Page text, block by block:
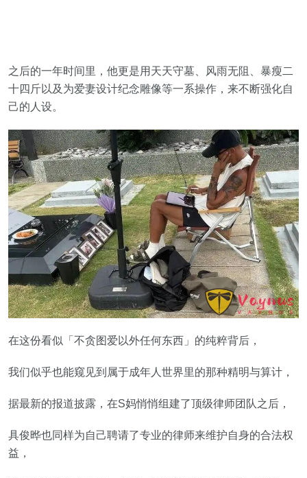
之后的一年时间里，他更是用天天守墓、风雨无阻、暴瘦二
十四斤以及为爱妻设计纪念雕像等一系操作，来不断强化自
己的人设。
在这份看似「不贪图爱以外任何东西」的纯粹背后，
我们似乎也能窥见到属于成年人世界里的那种精明与算计，
据最新的报道披露，在S妈悄悄组建了顶级律师团队之后，
具俊晔也同样为自己聘请了专业的律师来维护自身的合法权
益，